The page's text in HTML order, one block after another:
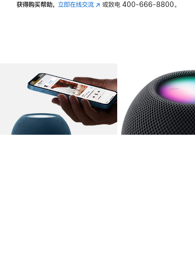
获得购买帮助， 立即在线交流(在 或致电 400-666-8800。
图库 图像 4 图库 图像